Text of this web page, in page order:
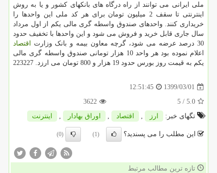
ملی ایرانی می توانند از راه درگاه های بانکهای کشور و یا به روش
اینترنتی تا سقف 2 میلیون تومان برای هر کد ملی این واحدها را
خریداری کنند. واحدهای صندوق واسطه گری مالی یکم از اول مرداد
سال جاری قابل خرید و فروش می شود و این واحدها با تخفیف حدود
30 درصد عرضه می شود، گرچه معاون بیمه و بانک وزارت
اقتصاد
اعلام نموده بود هر واحد 10 هزار تومانی صندوق واسطه گری مالی
یکم به قیمت روز بورس حدود 19 هزار و 800 تومان می ارزد. 223227
1399/03/01
12:51:45
5.0
/ 5
3622
تگهای خبر:
ارز , اقتصاد , اوراق بهادار , اینترنت
این مطلب را می پسندید؟ (1)
(0)
تازه ترین مطالب مرتبط